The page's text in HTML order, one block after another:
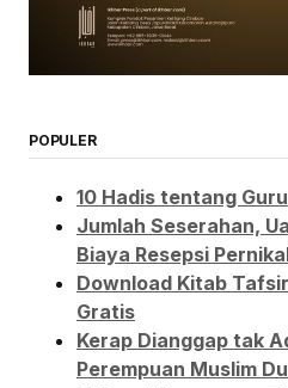
POPULER
10 Hadis tentang Guru
Jumlah Seserahan,
Biaya Resepsi
Download Kitab
Gratis
Kerap Dianggap tak
Perempuan Muslim